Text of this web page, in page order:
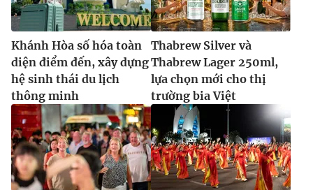
Khánh Hòa số hóa toàn
diện điểm đến, xây dựng
hệ sinh thái du lịch
thông minh
Thabrew Silver và
Thabrew Lager 250ml,
lựa chọn mới cho thị
trường bia Việt